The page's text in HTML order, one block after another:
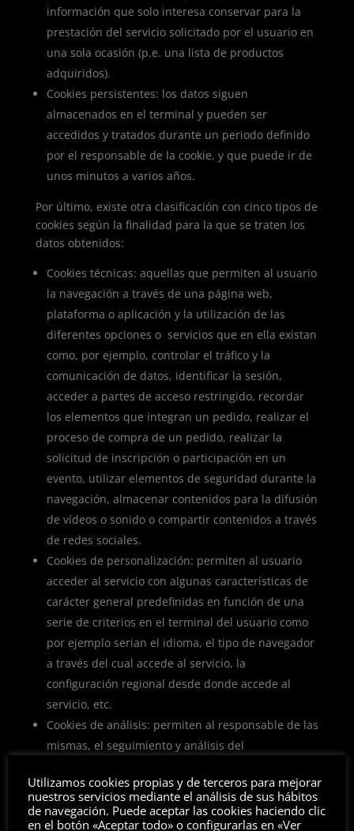
información que solo interesa conservar para la
prestación del servicio solicitado por el usuario en
una sola ocasión (p.e. una lista de productos
adquiridos).
Cookies persistentes: los datos siguen
almacenados en el terminal y pueden ser
accedidos y tratados durante un periodo definido
por el responsable de la cookie, y que puede ir de
unos minutos a varios años.
Por último, existe otra clasificación con cinco tipos de
cookies según la finalidad para la que se traten los
datos obtenidos:
Cookies técnicas: aquellas que permiten al usuario
la navegación a través de una página web,
plataforma o aplicación y la utilización de las
diferentes opciones o servicios que en ella existan
como, por ejemplo, controlar el tráfico y la
comunicación de datos, identificar la sesión,
acceder a partes de acceso restringido, recordar
los elementos que integran un pedido, realizar el
proceso de compra de un pedido, realizar la
solicitud de inscripción o participación en un
evento, utilizar elementos de seguridad durante la
navegación, almacenar contenidos para la difusión
de vídeos o sonido o compartir contenidos a través
de redes sociales.
Cookies de personalización: permiten al usuario
acceder al servicio con algunas características de
carácter general predefinidas en función de una
serie de criterios en el terminal del usuario como
por ejemplo serian el idioma, el tipo de navegador
a través del cual accede al servicio, la
configuración regional desde donde accede al
servicio, etc.
Cookies de análisis: permiten al responsable de las
mismas, el seguimiento y análisis del
los que están vinculadas. La información recogida
mediante este tipo de cookies se utiliza en la
medición de la actividad de los sitios web,
Utilizamos cookies propias y de terceros para mejorar
nuestros servicios mediante el análisis de sus hábitos
de navegación. Puede aceptar las cookies haciendo clic
en el botón «Aceptar todo» o configurarlas en «Ver